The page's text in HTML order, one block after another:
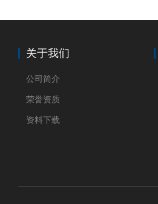
关于我们
公司简介
荣誉资质
资料下载